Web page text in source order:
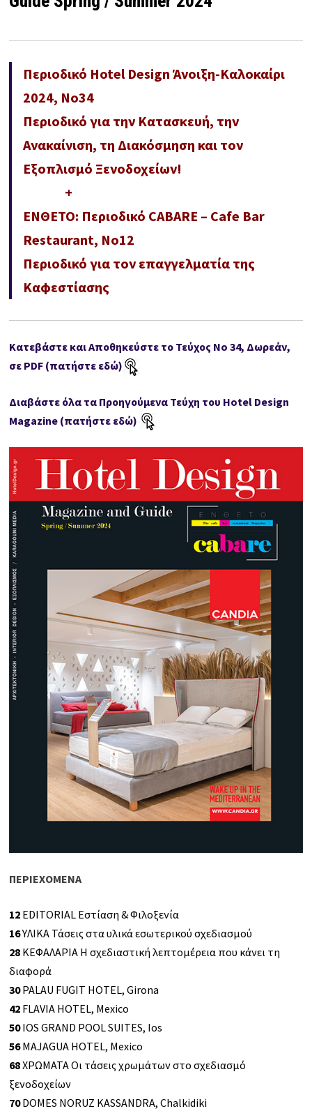
Περιοδικό Hotel Design Άνοιξη-Καλοκαίρι
2024, No34
Περιοδικό για την Κατασκευή, την
Ανακαίνιση, τη Διακόσμηση και τον
Εξοπλισμό Ξενοδοχείων!
+
ΕΝΘΕΤΟ: Περιοδικό CABARE – Cafe Bar
Restaurant, No12
Περιοδικό για τον επαγγελματία της
Καφεστίασης
Κατεβάστε και Αποθηκεύστε το Τεύχος No 34, Δωρεάν,
σε PDF (πατήστε εδώ)
Διαβάστε όλα τα Προηγούμενα Τεύχη του Hotel Design
Magazine (πατήστε εδώ)
ΠΕΡΙΕΧΟΜΕΝΑ
12 EDITORIAL Εστίαση & Φιλοξενία
16ΥΛΙΚΑ Τάσεις στα υλικά εσωτερικού σχεδιασμού
28 ΚΕΦΑΛΑΡΙΑ Η σχεδιαστική λεπτομέρεια που κάνει τη
διαφορά
30PALAU FUGIT HOTEL, Girona
42 FLAVIA HOTEL, Mexico
50IOS GRAND POOL SUITES, Ios
56MAJAGUA HOTEL, Mexico
68ΧΡΩΜΑΤΑ Οι τάσεις χρωμάτων στο σχεδιασμό
ξενοδοχείων
70DOMES NORUZ KASSANDRA, Chalkidiki